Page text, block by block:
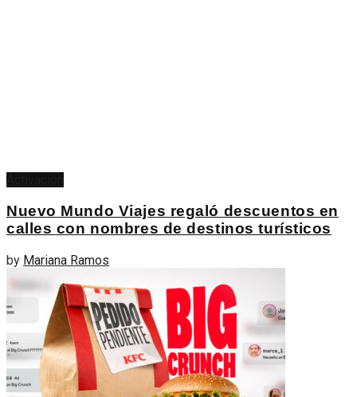
Nuevo Mundo Viajes regaló descuentos en
calles con nombres de destinos turísticos
by Mariana Ramos